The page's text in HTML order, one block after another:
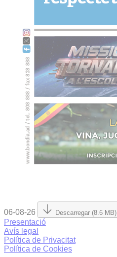
06-08-26 Descarregar (8.6 MB)
Presentació
Avís legal
Política de Privacitat
Política de Cookies